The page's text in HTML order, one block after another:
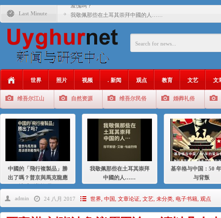
Last Minute
羞愧嗎？
我敬佩那些在土耳其崇拜中國的人……
基辛格与中国：50 年的爱与背叛
年的百年關係
大一统情结使魏京生失去理智 / 伊利夏提
伊利夏提：在自责与内疚中的挣扎
伊利夏提：消失在集中营的红衣女孩
伊利夏提：维吾尔种族灭绝
世界 照片 视频 . 新闻 观点 教育 文艺 文
维吾尔江山 自然资源 维吾尔民俗 婚葬礼俗
中國的「飛行複製品」勝
出了嗎？普京與馬克龍應
我敬佩那些在土耳其崇拜
中國的人……
基辛格与中国：50
与背叛
admin 24 八月 2017 世界 中国 文章论证 文艺 未分类 电子书籍 观点